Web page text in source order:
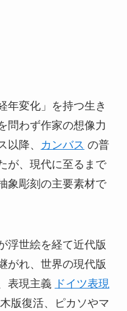
年変化」を持つ生き
問わず作家の想像力
以降、
カンバス の普
が、現代に至るまで
象彫刻の主要素材で
浮世絵を経て近代版
がれ、世界の現代版
表現主義 ドイツ表現
版復活、ピカソやマ